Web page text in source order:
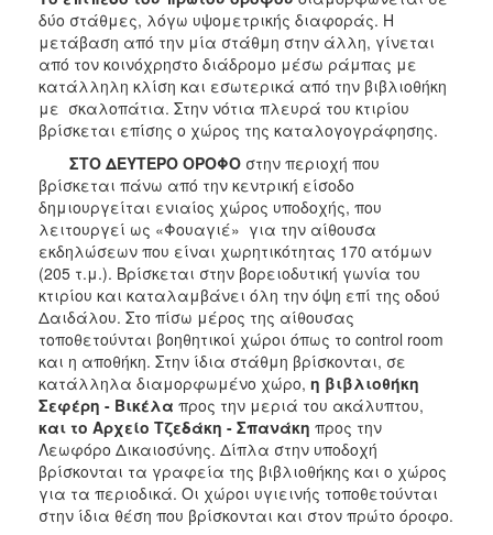
δύο στάθμες, λόγω υψομετρικής διαφοράς. Η
μετάβαση από την μία στάθμη στην άλλη, γίνεται
από τον κοινόχρηστο διάδρομο μέσω ράμπας με
κατάλληλη κλίση και εσωτερικά από την βιβλιοθήκη
με σκαλοπάτια. Στην νότια πλευρά του κτιρίου
βρίσκεται επίσης ο χώρος της καταλογογράφησης.
ΣΤΟ ΔΕΥΤΕΡΟ ΟΡΟΦΟ στην περιοχή που
βρίσκεται πάνω από την κεντρική είσοδο
δημιουργείται ενιαίος χώρος υποδοχής, που
λειτουργεί ως «Φουαγιέ» για την αίθουσα
εκδηλώσεων που είναι χωρητικότητας 170 ατόμων
(205 τ.μ.). Βρίσκεται στην βορειοδυτική γωνία του
κτιρίου και καταλαμβάνει όλη την όψη επί της οδού
Δαιδάλου. Στο πίσω μέρος της αίθουσας
τοποθετούνται βοηθητικοί χώροι όπως το control room
και η αποθήκη. Στην ίδια στάθμη βρίσκονται, σε
κατάλληλα διαμορφωμένο χώρο, η βιβλιοθήκη
Σεφέρη - Βικέλα προς την μεριά του ακάλυπτου,
και το Αρχείο Τζεδάκη - Σπανάκη προς την
Λεωφόρο Δικαιοσύνης. Δίπλα στην υποδοχή
βρίσκονται τα γραφεία της βιβλιοθήκης και ο χώρος
για τα περιοδικά. Οι χώροι υγιεινής τοποθετούνται
στην ίδια θέση που βρίσκονται και στον πρώτο όροφο.